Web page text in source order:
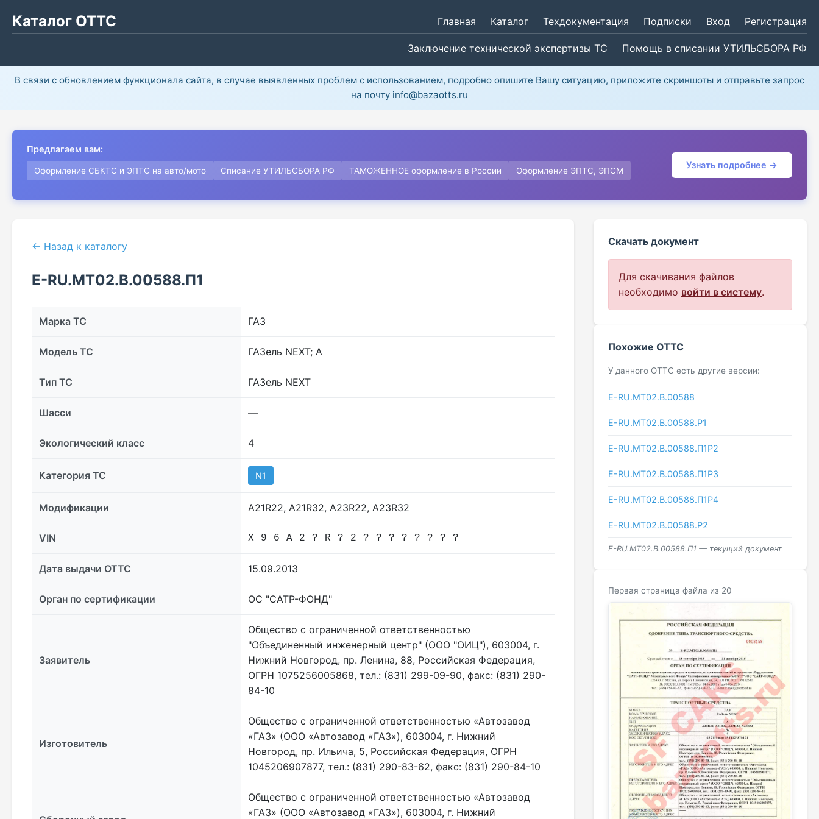
Каталог ОТТС Главная Каталог Техдокументация Подписки Вход Регистрация
Заключение технической экспертизы ТС Помощь в списании УТИЛЬСБОРА РФ
В связи с обновлением функционала сайта, в случае выявленных проблем с использованием, подробно опишите Вашу ситуацию, приложите скриншоты и отправьте запрос
на почту info@bazaotts.ru
Предлагаем вам:
Оформление СБКТС и ЭПТС на авто/мото Списание УТИЛЬСБОРА РФ ТАМОЖЕННОЕ оформление в России Оформление ЭПТС, ЭПСМ
Узнать подробнее →
← Назад к каталогу
E-RU.МТ02.B.00588.П1
Марка ТС ГАЗ
Модель ТС ГАЗель NEXT; А
Тип ТС ГАЗель NEXT
Шасси ––
Экологический класс 4
Категория ТС N1
Модификации А21R22, A21R32, А23R22, A23R32
VIN Х 9 6 A 2 ? R ? 2 ? ? ? ? ? ? ? ?
Дата выдачи ОТТС 15.09.2013
Орган по сертификации ОС "САТР-ФОНД"
Заявитель
Общество с ограниченной ответственностью
"Объединенный инженерный центр" (ООО "ОИЦ"), 603004, г.
Нижний Новгород, пр. Ленина, 88, Российская Федерация,
ОГРН 1075256005868, тел.: (831) 299-09-90, факс: (831) 290-
84-10
Изготовитель
Общество с ограниченной ответственностью «Автозавод
«ГАЗ» (ООО «Автозавод «ГАЗ»), 603004, г. Нижний
Новгород, пр. Ильича, 5, Российская Федерация, ОГРН
1045206907877, тел.: (831) 290-83-62, факс: (831) 290-84-10
Общество с ограниченной ответственностью «Автозавод
«ГАЗ» (ООО «Автозавод «ГАЗ»), 603004, г. Нижний
Скачать документ
Для скачивания файлов
необходимо войти в систему.
Похожие ОТТС
У данного ОТТС есть другие версии:
E-RU.MT02.B.00588
E-RU.МТ02.B.00588.P1
E-RU.МТ02.B.00588.П1Р2
E-RU.МТ02.B.00588.П1Р3
E-RU.МТ02.B.00588.П1Р4
E-RU.МТ02.B.00588.Р2
E-RU.МТ02.B.00588.П1 — текущий документ
Первая страница файла из 20